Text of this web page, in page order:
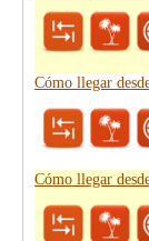
Cómo llegar
Cómo llegar